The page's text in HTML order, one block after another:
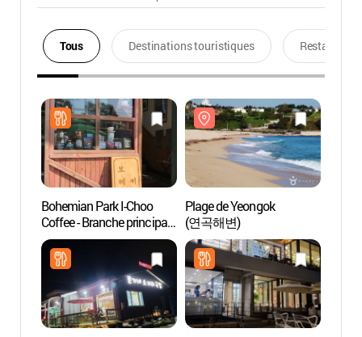
Tous Destinations touristiques Restaurants
Bohemian Park I-Choo
Coffee - Branche principale
(보헤미안박이추커피본
점)
Plage de Yeongok
(연곡해변)